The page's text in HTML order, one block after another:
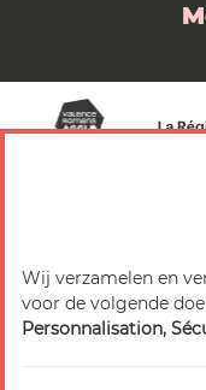
© 2026 Valence
Wij verzamelen en
voor de volgende
Personnalisation,